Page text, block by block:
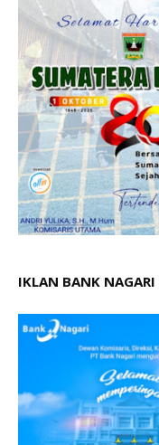
IKLAN BANK NAGARI